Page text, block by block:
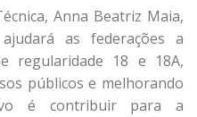
Anna Beatriz Maia,
as federações a
regularidade 18 e 18A,
públicos e melhorando
é contribuir para a